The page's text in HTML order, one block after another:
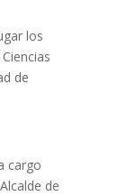
los
de
cargo
de